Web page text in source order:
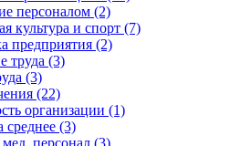
персоналом (2)
культура и спорт (7)
предприятия (2)
труда (3)
(3)
(22)
организации (1)
(3)
персонал (3)